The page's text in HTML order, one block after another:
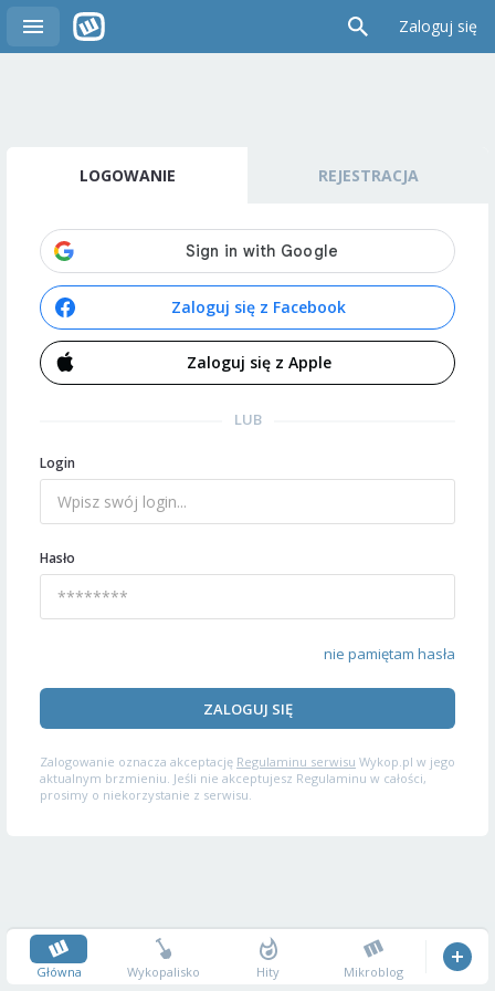
Zaloguj się
LOGOWANIE REJESTRACJA
Zaloguj się z Facebook
Zaloguj się z Apple
LUB
Login
Hasło
nie pamiętam hasła
ZALOGUJ SIĘ
Zalogowanie oznacza akceptację Regulaminu serwisu Wykop.pl w jego
aktualnym brzmieniu. Jeśli nie akceptujesz Regulaminu w całości,
prosimy o niekorzystanie z serwisu.
Główna Wykopalisko Hity Mikroblog